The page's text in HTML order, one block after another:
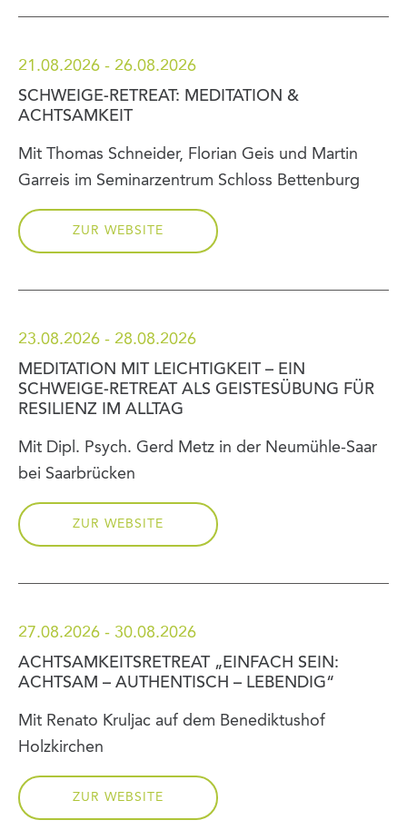
21.08.2026 - 26.08.2026
SCHWEIGE-RETREAT: MEDITATION &
ACHTSAMKEIT
Mit Thomas Schneider, Florian Geis und Martin
Garreis im Seminarzentrum Schloss Bettenburg
ZUR WEBSITE
23.08.2026 - 28.08.2026
MEDITATION MIT LEICHTIGKEIT – EIN
SCHWEIGE-RETREAT ALS GEISTESÜBUNG FÜR
RESILIENZ IM ALLTAG
Mit Dipl. Psych. Gerd Metz in der Neumühle-Saar
bei Saarbrücken
ZUR WEBSITE
27.08.2026 - 30.08.2026
ACHTSAMKEITSRETREAT „EINFACH SEIN:
ACHTSAM – AUTHENTISCH – LEBENDIG“
Mit Renato Kruljac auf dem Benediktushof
Holzkirchen
ZUR WEBSITE